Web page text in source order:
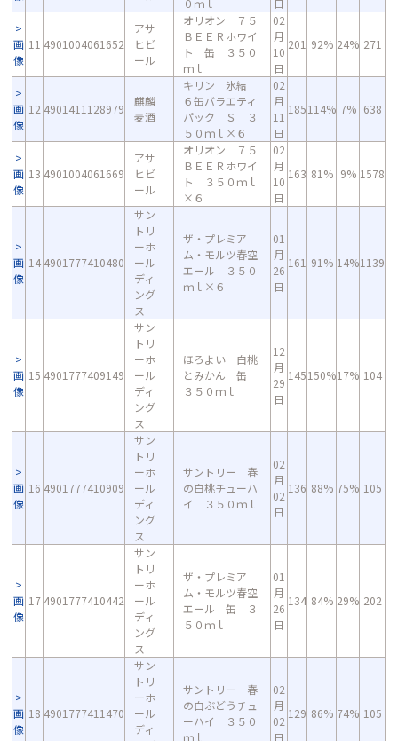
０ｍｌ
日
画
像
11 4901004061652
アサ
ヒビ
ール
オリオン ７５
ＢＥＥＲホワイ
ト 缶 ３５０
ｍｌ
02
月
10
日
201 92% 24% 271
画
像
12 4901411128979
麒麟
麦酒
キリン 氷結
６缶バラエティ
パック Ｓ ３
５０ｍｌ×６
02
月
11
日
185114% 7% 638
画
像
13 4901004061669
アサ
ヒビ
ール
オリオン ７５
ＢＥＥＲホワイ
ト ３５０ｍｌ
×６
02
月
10
日
163 81% 9% 1578
画
像
14 4901777410480
サン
トリ
ーホ
ール
ディ
ング
ス
ザ・プレミア
ム・モルツ春空
エール ３５０
ｍｌ×６
01
月
26
日
161 91% 14%1139
画
像
15 4901777409149
サン
トリ
ーホ
ール
ディ
ング
ス
ほろよい 白桃
とみかん 缶
３５０ｍｌ
12
月
29
日
145150%17% 104
画
像
16 4901777410909
サン
トリ
ーホ
ール
ディ
ング
ス
サントリー 春
の白桃チューハ
イ ３５０ｍｌ
02
月
02
日
136 88% 75% 105
画
像
17 4901777410442
サン
トリ
ーホ
ール
ディ
ング
ス
ザ・プレミア
ム・モルツ春空
エール 缶 ３
５０ｍｌ
01
月
26
日
134 84% 29% 202
画
像
18 4901777411470
サン
トリ
ーホ
ール
ディ
サントリー 春
の白ぶどうチュ
ーハイ ３５０
ｍｌ
02
月
02
日
129 86% 74% 105